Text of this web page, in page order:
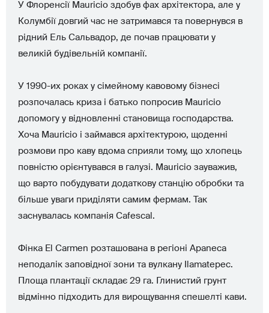
У Флоренсії Mauricio здобув фах архітектора, але у
Колумбії довгий час не затримався та повернувся в
рідний Ель Сальвадор, де почав працювати у
великій будівельній компанії.
У 1990-их роках у сімейному кавовому бізнесі
розпочалась криза і батько попросив Mauricio
допомогу у відновленні становища господарства.
Хоча Mauricio і займався архітектурою, щоденні
розмови про каву вдома сприяли тому, що хлопець
повністю орієнтувався в галузі. Mauricio зауважив,
що варто побудувати додаткову станцію обробки та
більше уваги приділяти самим фермам. Так
заснувалась компанія Cafescal.
Фінка El Carmen розташована в регіоні Apaneca
неподалік заповідної зони та вулкану Ilamatepec.
Площа плантації складає 29 га. Глинистий грунт
відмінно підходить для вирощування спешелті кави.